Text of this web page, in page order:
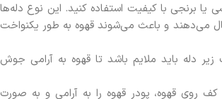
یا برنجی با کیفیت استفاده کنید. این نوع دله‌ها
می‌دهند و باعث می‌شوند قهوه به طور یکنواخت
زیر دله باید ملایم باشد تا قهوه به آرامی جوش
کف روی قهوه، پودر قهوه را به آرامی و به صورت